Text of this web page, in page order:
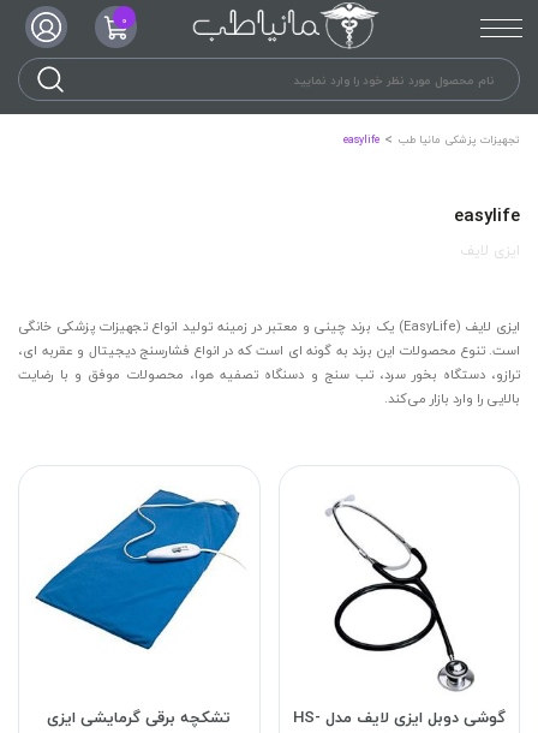
0
تجهیزات پزشکی مانیا طب easylife
easylife
ایزی لایف
ایزی لایف (EasyLife) یک برند چینی و معتبر در زمینه تولید انواع تجهیزات پزشکی خانگی
است. تنوع محصولات این برند به گونه ای است که در انواع فشارسنج دیجیتال و عقربه ای،
ترازو، دستگاه بخور سرد، تب سنج و دسنگاه تصفیه هوا، محصولات موفق و با رضایت
بالایی را وارد بازار می‌کند.
گوشی دوبل ایزی لایف مدل HS-
تشکچه برقی گرمایشی ایزی